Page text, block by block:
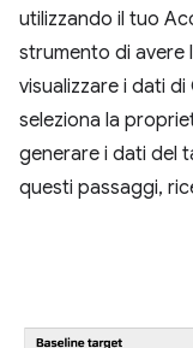
utilizzando il tuo
strumento di avere
visualizzare i dati
seleziona la
generare i dati del
questi passaggi,